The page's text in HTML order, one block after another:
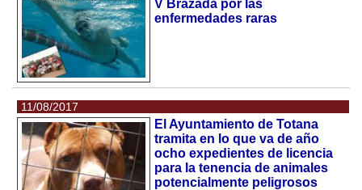
V Brazada por las
enfermedades raras
11/08/2017
El Ayuntamiento de Totana
tramita en lo que va de año
ocho expedientes de licencia
para la tenencia de animales
potencialmente peligrosos